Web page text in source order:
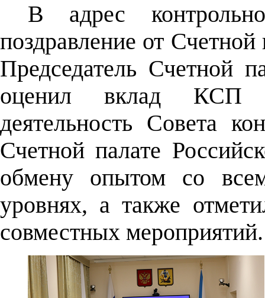
В адрес
поздравление от
Председатель Счетной
оценил вклад КСП
деятельность Совета
Счетной палате
обмену опытом со
уровнях, а также
совместных мероприятий.